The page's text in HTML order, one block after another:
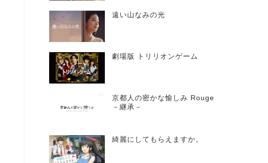
遠い山なみの光
劇場版 トリリオンゲーム
京都人の密かな愉しみ Rouge
－継承－
綺麗にしてもらえますか。